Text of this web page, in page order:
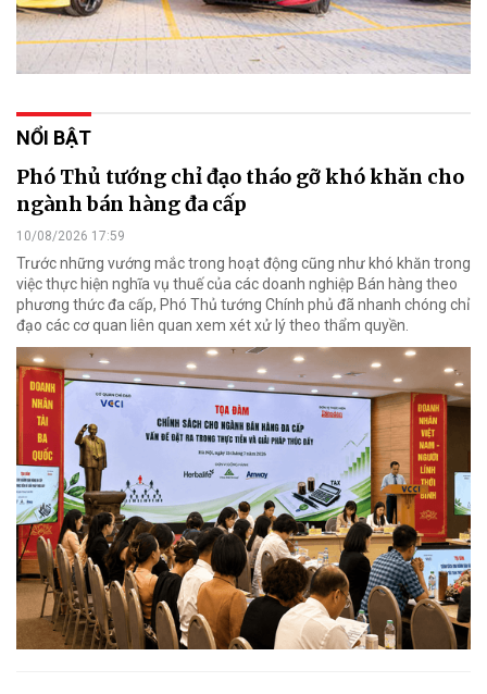
NỔI BẬT
Phó Thủ tướng chỉ đạo tháo gỡ khó khăn cho
ngành bán hàng đa cấp
10/08/2026 17:59
Trước những vướng mắc trong hoạt động cũng như khó khăn trong
việc thực hiện nghĩa vụ thuế của các doanh nghiệp Bán hàng theo
phương thức đa cấp, Phó Thủ tướng Chính phủ đã nhanh chóng chỉ
đạo các cơ quan liên quan xem xét xử lý theo thẩm quyền.